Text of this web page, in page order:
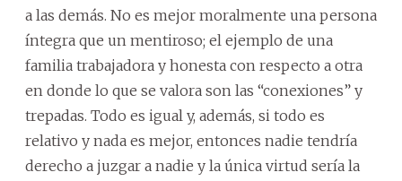
a las demás. No es mejor moralmente una persona
íntegra que un mentiroso; el ejemplo de una
familia trabajadora y honesta con respecto a otra
en donde lo que se valora son las “conexiones” y
trepadas. Todo es igual y, además, si todo es
relativo y nada es mejor, entonces nadie tendría
derecho a juzgar a nadie y la única virtud sería la